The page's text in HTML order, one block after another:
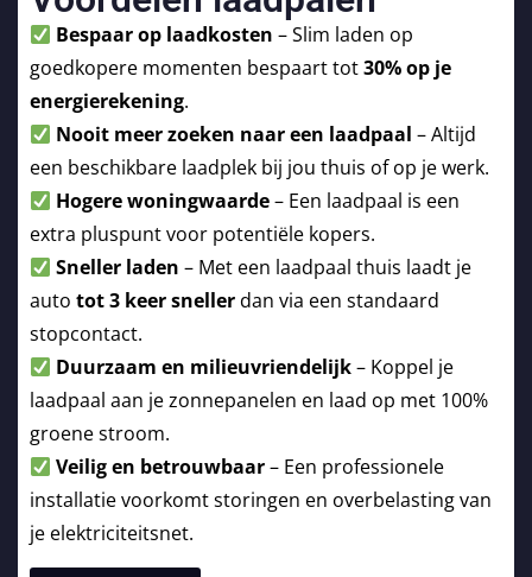
Bespaar op laadkosten – Slim laden op
goedkopere momenten bespaart tot30% op je
energierekening.
Nooit meer zoeken naar een laadpaal – Altijd
een beschikbare laadplek bij jou thuis of op je werk.
Hogere woningwaarde– Een laadpaal is een
extra pluspunt voor potentiële kopers.
Sneller laden – Met een laadpaal thuis laadt je
auto tot 3 keer snellerdan via een standaard
stopcontact.
Duurzaam en milieuvriendelijk– Koppel je
laadpaal aan je zonnepanelen en laad op met 100%
groene stroom.
Veilig en betrouwbaar– Een professionele
installatie voorkomt storingen en overbelasting van
je elektriciteitsnet.